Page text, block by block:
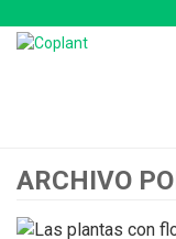
ARCHIVO